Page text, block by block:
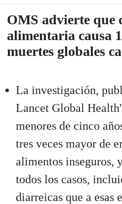
OMS advierte que
alimentaria causa
muertes globales
La investigación,
Lancet Global
menores de cinco
tres veces mayor de
alimentos inseguros,
todos los casos,
diarreicas que a esas